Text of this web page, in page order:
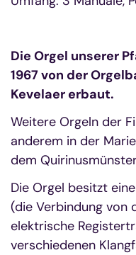
Die Orgel unserer
1967 von der
Kevelaer erbaut.
Weitere Orgeln der
anderem in der
dem
Die Orgel besitzt
(die Verbindung von
elektrische
verschiedenen